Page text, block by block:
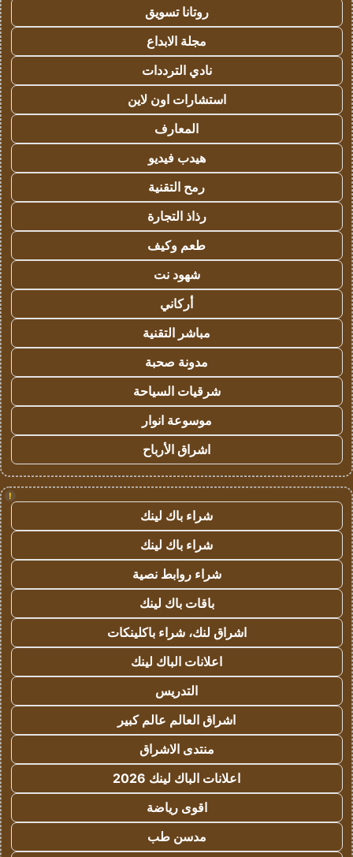
روتانا تسويق
مجلة الابداع
نادي الترددات
استشارات اون لاين
المعارف
هيدب فيديو
رمح التقنية
رذاذ التجارة
طعم وكيف
شهود نت
أركاني
مباشر التقنية
مدونة صحبة
شرقيات السياحة
موسوعة انوار
اشراق الأرباح
!
شراء باك لينك
شراء باك لينك
شراء روابط نصية
باقات باك لينك
اشراق لنك، شراء باكلينكات
اعلانات الباك لينك
التدريس
اشراق العالم عالم كبير
منتدى الاشراق
اعلانات الباك لينك 2026
اقوى رياضة
مدسن طب